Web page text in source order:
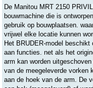
De Manitou MRT 2150
bouwmachine die is
gebruik op bouwplaatsen.
vrijwel elke locatie kunnen
Het BRUDER-model beschikt
aan functies. net als het
arm kan worden
van de meegeleverde vorken
aan de hoek van de arm. De